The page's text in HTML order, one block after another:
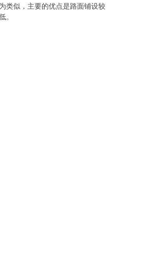
类似，主要的优点是路面铺设较